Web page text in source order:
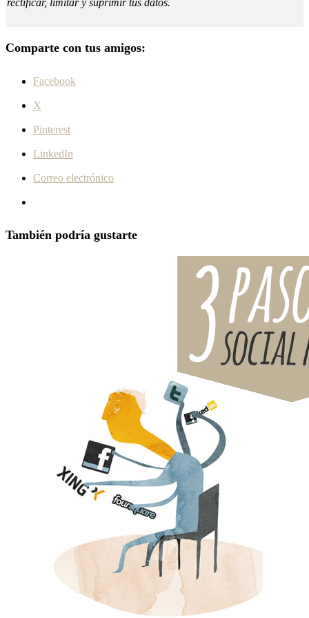
Comparte con tus amigos:
Facebook
X
Pinterest
LinkedIn
Correo electrónico
También podría gustarte